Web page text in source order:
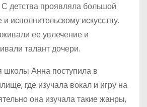
детства проявляла большой
исполнительскому искусству.
ее увлечение и
талант дочери.
школы Анна поступила в
где изучала вокал и игру на
она изучала такие жанры,